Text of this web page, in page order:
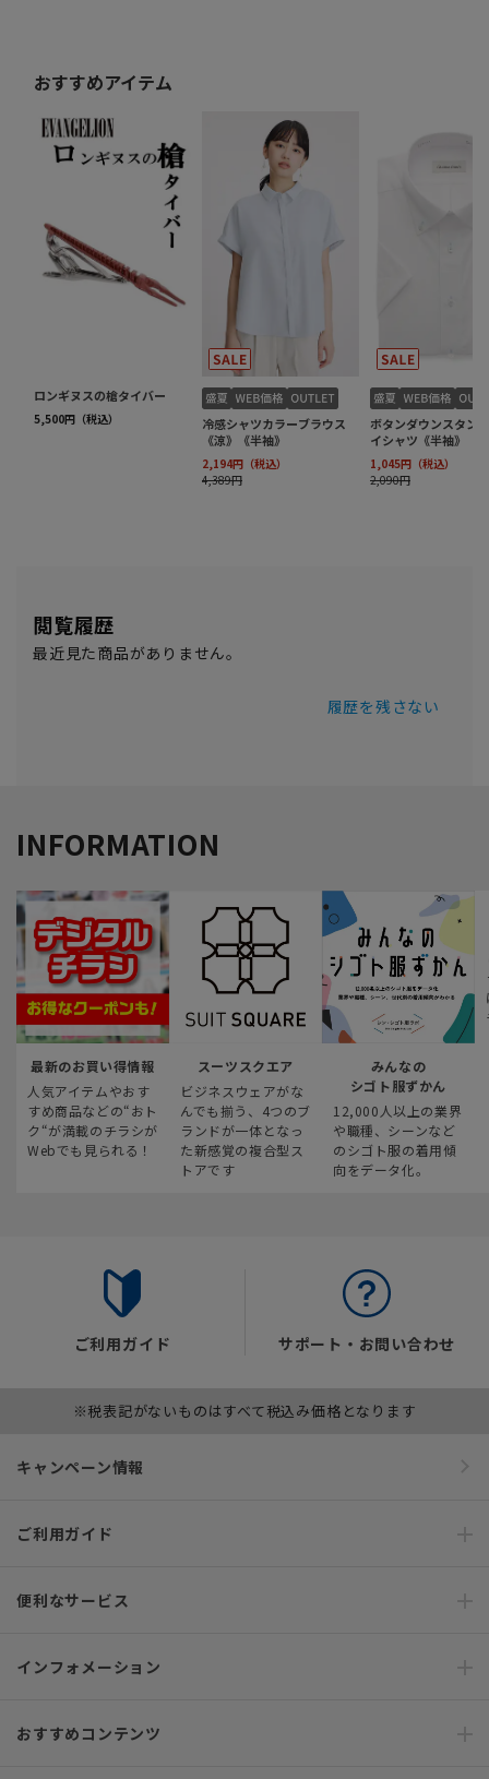
閲覧履歴
最近見た商品がありません。
履歴を残さない
INFORMATION
最新のお買い得情報
人気アイテムやおす
すめ商品などの“おト
ク“が満載のチラシが
Webでも見られる！
スーツスクエア
ビジネスウェアがな
んでも揃う、4つのブ
ランドが一体となっ
た新感覚の複合型ス
トアです
みんなの
シゴト服ずかん
12,000人以上の業界
や職種、シーンなど
のシゴト服の着用傾
向をデータ化。
ご利用ガイド サポート・お問い合わせ
※税表記がないものはすべて税込み価格となります
キャンペーン情報
ご利用ガイド
便利なサービス
インフォメーション
おすすめコンテンツ